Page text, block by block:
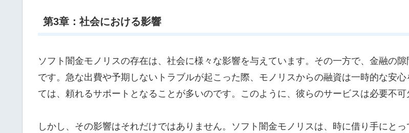
第3章：社会における影響
ソフト闇金モノリスの存在は、社会に様々な影響を与えています。その一方で、金融の
です。急な出費や予期しないトラブルが起こった際、モノリスからの融資は一時的な安
ては、頼れるサポートとなることが多いのです。このように、彼らのサービスは必要不
しかし、その影響はそれだけではありません。ソフト闇金モノリスは、時に借り手にと